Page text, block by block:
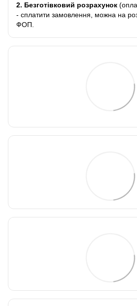
2. Безготівковий розрахунок
- сплатити замовлення, можна на
ФОП.